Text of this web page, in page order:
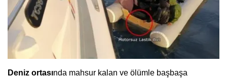
Deniz ortasında mahsur kalan ve ölümle başbaşa